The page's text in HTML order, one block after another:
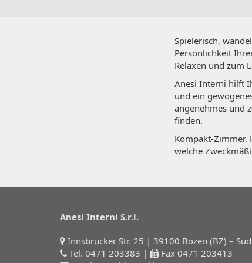
Spielerisch,
Persönlichkeit
Relaxen und zum
Anesi Interni hilft
und ein
angenehmes und
finden.
Kompakt-Zimmer,
welche
Anesi Interni S.r.l.
Innsbrucker Str. 25 | 39100 Bozen (BZ) –
Tel. 0471 203383 |
Fax 0471 203413